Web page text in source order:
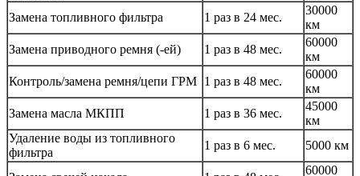
Замена топливного фильтра
1 раз в 24 мес.
30000
км
Замена приводного ремня (-ей)
1 раз в 48 мес.
60000
км
Контроль/замена ремня/цепи ГРМ 1 раз в 48 мес.
60000
км
Замена масла МКПП
1 раз в 36 мес.
45000
км
Удаление воды из топливного
фильтра
1 раз в 6 мес. 5000 км
60000